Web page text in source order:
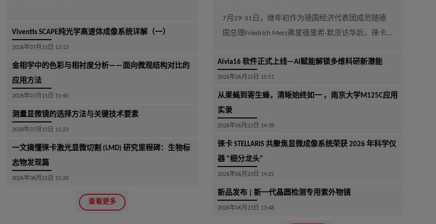
Viventis SCAPE纯光学高速体成像系统详解（一）
2026年07月15日 12:13
金相学中的色彩与相衬度分析——面向微观结构对比的
应用方法
2026年07月15日 11:45
测量显微镜的选择方法与关键技术要素
2026年07月15日 11:23
一文搞懂徕卡激光显微切割 (LMD) 研究里程碑：生物标
志物发现篇
2026年06月25日 15:20
查看更多
7月29-31日，继年初作为德国经济代表团成员随德
国总理Friedrich Merz弗里德里希·默茨访华后，徕卡
再次来到中国。这是她年内第二次访华。
Aivia16 软件正式上线—AI赋能解锁多维科研新潜能
2026年06月25日 15:51
从果蝇到寄生蜂，清晰始终如一 ，南京大学M125C应用
实录
2026年06月23日 14:38
徕卡 STELLARIS 共聚焦显微成像系统荣获 2026 年科学仪
器 “细分龙头”
2026年06月23日 14:25
新品发布 | 新一代晶圆检测专用紫外物镜
2026年06月23日 13:48